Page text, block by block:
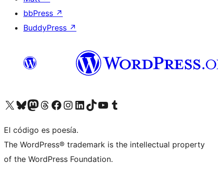
bbPress ↗
BuddyPress ↗
Visita nuestra cuenta de X (anteriormente Twitter)
Visita nuestra cuenta de Bluesky
Visita nuestra cuenta de Mastodon
Visita nuestra cuenta de Threads
Visita nuestra página de Facebook
Visita nuestra cuenta de Instagram
Visita nuestra cuenta de LinkedIn
Visita nuestra cuenta de TikTok
Visita nuestro canal de YouTube
Visita nuestra cuenta de Tumblr
El código es poesía.
The WordPress® trademark is the intellectual property
of the WordPress Foundation.